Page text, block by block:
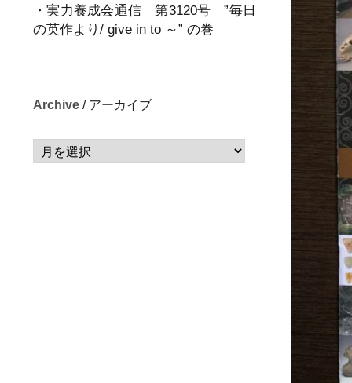
・実力養成会通信 第3120号 ”毎日
の英作より/ give in to ～” の巻
Archive / アーカイブ